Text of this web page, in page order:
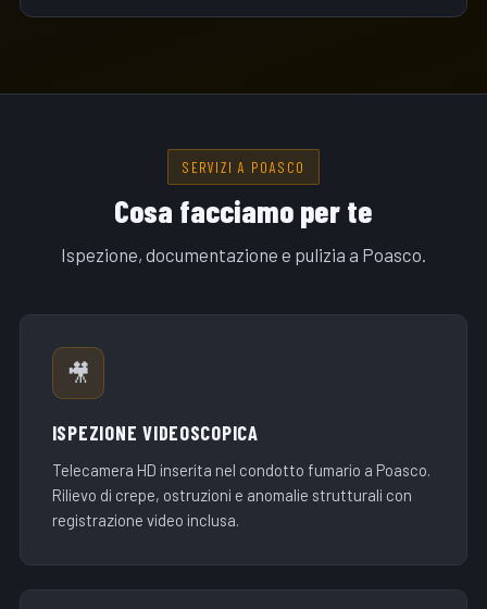
SERVIZI A POASCO
Cosa facciamo per te
Ispezione, documentazione e pulizia a Poasco.
🎥
ISPEZIONE VIDEOSCOPICA
Telecamera HD inserita nel condotto fumario a Poasco.
Rilievo di crepe, ostruzioni e anomalie strutturali con
registrazione video inclusa.